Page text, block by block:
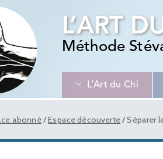
L’ART
Méthode
L’Art du Chi
abonné/Espace découverte/Séparer